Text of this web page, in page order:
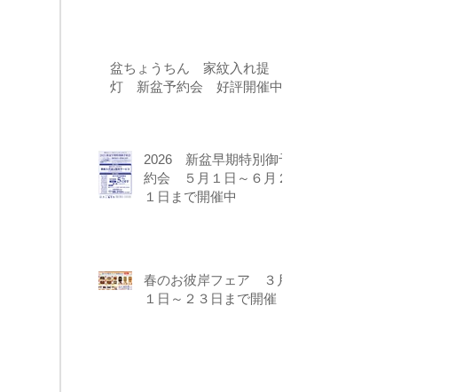
盆ちょうちん 家紋入れ提
灯 新盆予約会 好評開催中!!
2026 新盆早期特別御予
約会 ５月１日～６月２
１日まで開催中
春のお彼岸フェア ３月
１日～２３日まで開催